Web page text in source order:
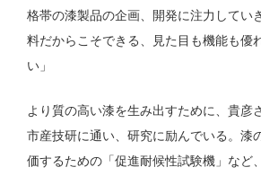
格帯の漆製品の企画、開発に注力してい
料だからこそできる、見た目も機能も優
い」
より質の高い漆を生み出すために、貴彦
市産技研に通い、研究に励んでいる。漆
価するための「促進耐候性試験機」など